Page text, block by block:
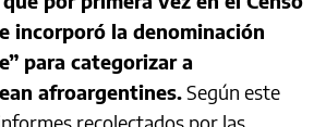
incorporó la denominación
para categorizar a
afroargentines.Según este